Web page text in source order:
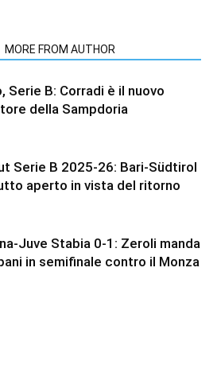
MORE FROM AUTHOR
Serie B: Corradi è il nuovo
della Sampdoria
Serie B 2025-26: Bari-Südtirol
aperto in vista del ritorno
Juve Stabia 0-1: Zeroli manda
in semifinale contro il Monza